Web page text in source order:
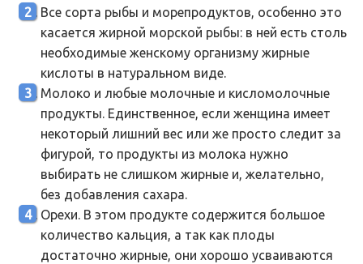
Все сорта рыбы и морепродуктов, особенно это
касается жирной морской рыбы: в ней есть столь
необходимые женскому организму жирные
кислоты в натуральном виде.
Молоко и любые молочные и кисломолочные
продукты. Единственное, если женщина имеет
некоторый лишний вес или же просто следит за
фигурой, то продукты из молока нужно
выбирать не слишком жирные и, желательно,
без добавления сахара.
Орехи. В этом продукте содержится большое
количество кальция, а так как плоды
достаточно жирные, они хорошо усваиваются